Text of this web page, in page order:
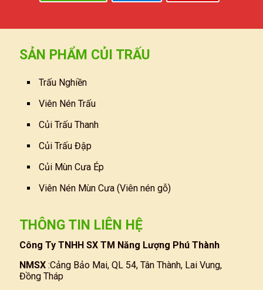
SẢN PHẨM CỦI TRẤU
Trấu Nghiền
Viên Nén Trấu
Củi Trấu Thanh
Củi Trấu Đập
Củi Mùn Cưa Ép
Viên Nén Mùn Cưa (Viên nén gỗ)
THÔNG TIN LIÊN HỆ
Công Ty TNHH SX TM Năng Lượng Phú Thành
NMSX :Cảng Bảo Mai, QL 54, Tân Thành, Lai Vung,
Đồng Tháp